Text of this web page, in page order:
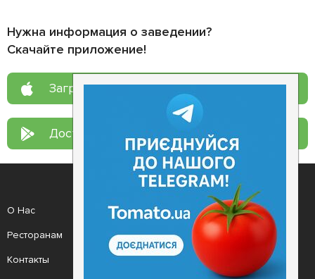
Нужна информация о заведении?
Скачайте приложение!
Загрузите в App Store
Доступно в Google Play
О Нас
Ресторанам
Контакты
Рецепт дня
Новости
Анонсы